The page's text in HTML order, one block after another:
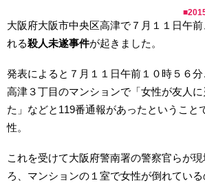
■
大阪府大阪市中央区高津で７月１１日午
れる殺人未遂事件が起きました。
発表によると７月１１日午前１０時５６
高津３丁目のマンションで「女性が友人
た」などと119番通報があったということ
性。
これを受けて大阪府警南署の警察官らが
ろ、マンションの１室で女性が倒れてい